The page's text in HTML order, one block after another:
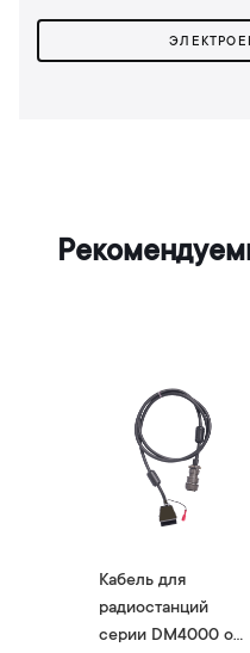
Кабель для
радиостанций
серии DM4000 от